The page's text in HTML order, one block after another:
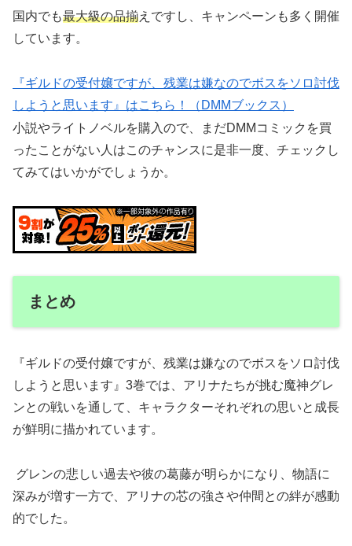
国内でも最大級の品揃えですし、キャンペーンも多く開催
しています。
『ギルドの受付嬢ですが、残業は嫌なのでボスをソロ討伐
しようと思います』はこちら！（DMMブックス）
小説やライトノベルを購入ので、まだDMMコミックを買
ったことがない人はこのチャンスに是非一度、チェックし
てみてはいかがでしょうか。
まとめ
『ギルドの受付嬢ですが、残業は嫌なのでボスをソロ討伐
しようと思います』3巻では、アリナたちが挑む魔神グレ
ンとの戦いを通して、キャラクターそれぞれの思いと成長
が鮮明に描かれています。
グレンの悲しい過去や彼の葛藤が明らかになり、物語に
深みが増す一方で、アリナの芯の強さや仲間との絆が感動
的でした。